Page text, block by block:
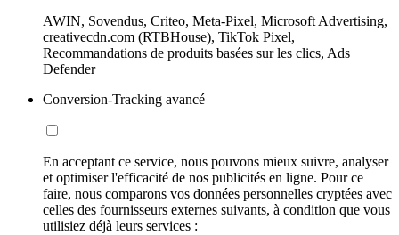
AWIN, Sovendus, Criteo, Meta-Pixel, Microsoft Advertising,
creativecdn.com (RTBHouse), TikTok Pixel,
Recommandations de produits basées sur les clics, Ads
Defender
Conversion-Tracking avancé
En acceptant ce service, nous pouvons mieux suivre, analyser
et optimiser l'efficacité de nos publicités en ligne. Pour ce
faire, nous comparons vos données personnelles cryptées avec
celles des fournisseurs externes suivants, à condition que vous
utilisiez déjà leurs services :